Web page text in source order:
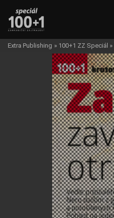
Extra Publishing » 100+1 ZZ Speciál »